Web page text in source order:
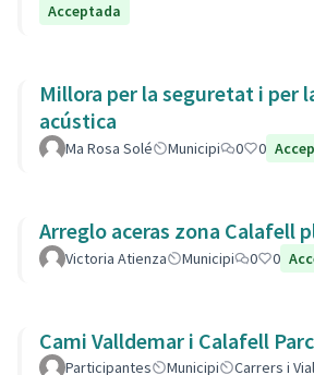
Acceptada
Millora per la seguretat i per
acústica
Ma Rosa Solé Municipi 0 0
Arreglo aceras zona Calafell
Victoria Atienza Municipi 0 0
Cami Valldemar i Calafell Parc
Participantes Municipi Carrers i